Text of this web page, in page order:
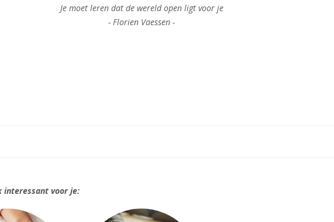
Je moet leren dat de wereld open ligt voor je
- Florien Vaessen -
interessant voor je: